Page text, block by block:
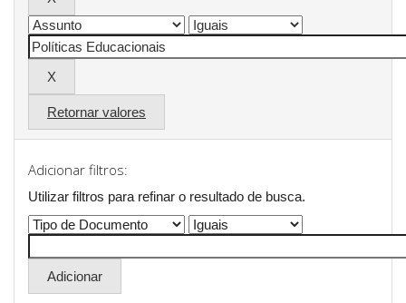
Retornar valores
Adicionar filtros:
Utilizar filtros para refinar o resultado de busca.